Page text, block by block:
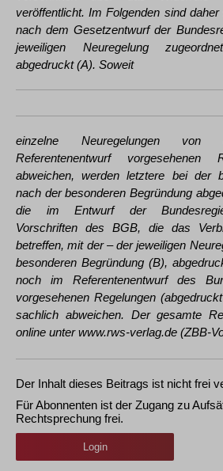
veröffentlicht. Im Folgenden sind
nach dem Gesetzentwurf der
jeweiligen Neuregelung
abgedruckt (A). Soweit
einzelne Neuregelungen
Referentenentwurf vorgesehenen
abweichen, werden letztere bei der
nach der besonderen Begründung
die im Entwurf der
Vorschriften des BGB, die das
betreffen, mit der – der jeweiligen
besonderen Begründung (B),
noch im Referentenentwurf des
vorgesehenen Regelungen
sachlich abweichen. Der gesamte
online unter www.rws-verlag.de (ZBB-
Der Inhalt dieses Beitrags ist nicht frei
Für Abonnenten ist der Zugang zu
Rechtsprechung frei.
Login